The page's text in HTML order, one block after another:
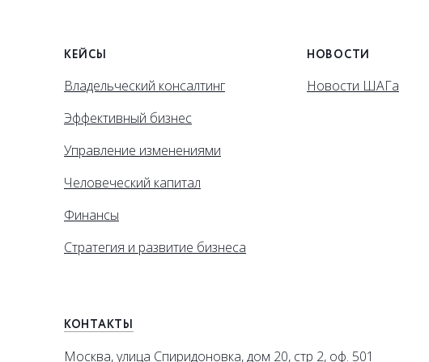
КЕЙСЫ
Владельческий консалтинг
Эффективный бизнес
Управление изменениями
Человеческий капитал
Финансы
Стратегия и развитие бизнеса
НОВОСТИ
Новости ШАГа
КОНТАКТЫ
Москва, улица Спиридоновка, дом 20, стр 2, оф. 501